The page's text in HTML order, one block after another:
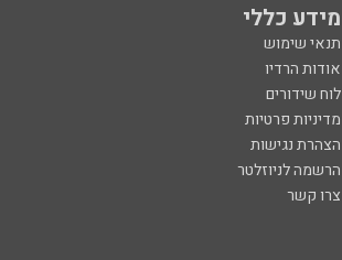
מידע כללי
תנאי שימוש
אודות הרדיו
לוח שידורים
מדיניות פרטיות
הצהרת נגישות
הרשמה לניוזלטר
צרו קשר